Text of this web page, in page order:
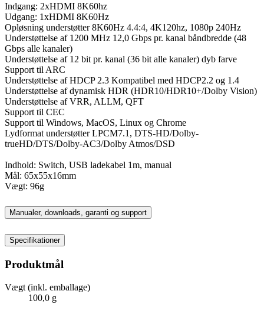
Indgang: 2xHDMI 8K60hz
Udgang: 1xHDMI 8K60Hz
Opløsning understøtter 8K60Hz 4.4:4, 4K120hz, 1080p 240Hz
Understøttelse af 1200 MHz 12,0 Gbps pr. kanal båndbredde (48
Gbps alle kanaler)
Understøttelse af 12 bit pr. kanal (36 bit alle kanaler) dyb farve
Support til ARC
Understøttelse af HDCP 2.3 Kompatibel med HDCP2.2 og 1.4
Understøttelse af dynamisk HDR (HDR10/HDR10+/Dolby Vision)
Understøttelse af VRR, ALLM, QFT
Support til CEC
Support til Windows, MacOS, Linux og Chrome
Lydformat understøtter LPCM7.1, DTS-HD/Dolby-
trueHD/DTS/Dolby-AC3/Dolby Atmos/DSD
Indhold: Switch, USB ladekabel 1m, manual
Mål: 65x55x16mm
Vægt: 96g
Manualer, downloads, garanti og support
Specifikationer
Produktmål
Vægt (inkl. emballage)
100,0 g